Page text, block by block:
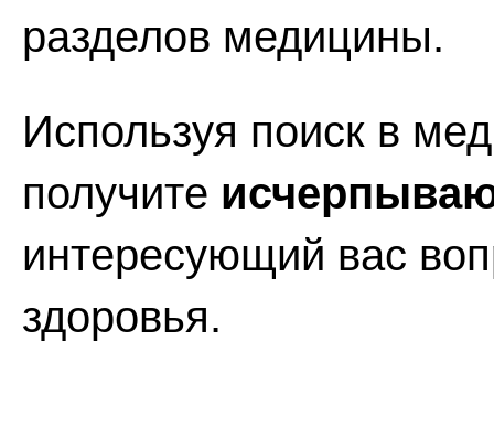
разделов медицины.
Используя поиск в
получите
интересующий вас
здоровья.